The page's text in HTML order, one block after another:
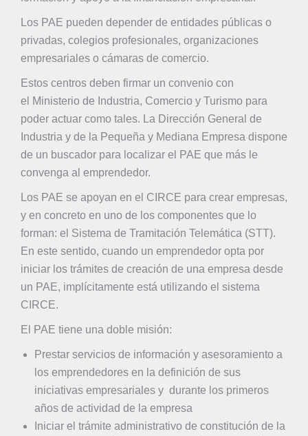
Los PAE pueden depender de entidades públicas o
privadas, colegios profesionales, organizaciones
empresariales o cámaras de comercio.
Estos centros deben firmar un convenio con
el
Ministerio de Industria, Comercio y Turismo para
poder actuar como tales. La Dirección General de
Industria y de la Pequeña y Mediana Empresa dispone
de un buscador para localizar el PAE que más le
convenga al emprendedor.
Los PAE se apoyan en el CIRCE para crear empresas,
y en concreto en uno de los componentes que lo
forman: el Sistema de Tramitación Telemática (STT).
En este sentido, cuando un emprendedor opta por
iniciar los trámites de creación de una empresa desde
un PAE, implícitamente está utilizando el sistema
CIRCE.
El PAE tiene una doble misión:
Prestar servicios de información y asesoramiento a
los emprendedores en la definición de sus
iniciativas empresariales y durante los primeros
años de actividad de la empresa
Iniciar el trámite administrativo de constitución de la